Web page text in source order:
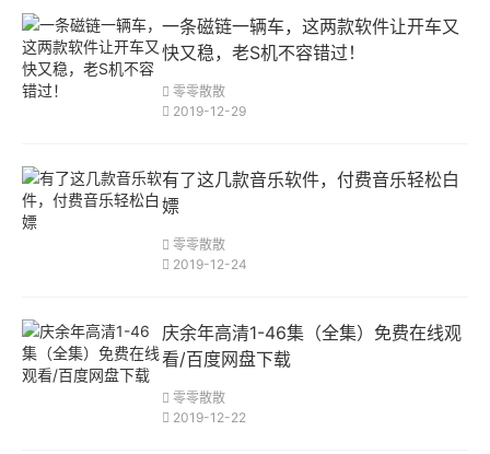
一条磁链一辆车，这两款软件让开车又
快又稳，老S机不容错过！
零零散散
2019-12-29
有了这几款音乐软件，付费音乐轻松白
嫖
零零散散
2019-12-24
庆余年高清1-46集（全集）免费在线观
看/百度网盘下载
零零散散
2019-12-22